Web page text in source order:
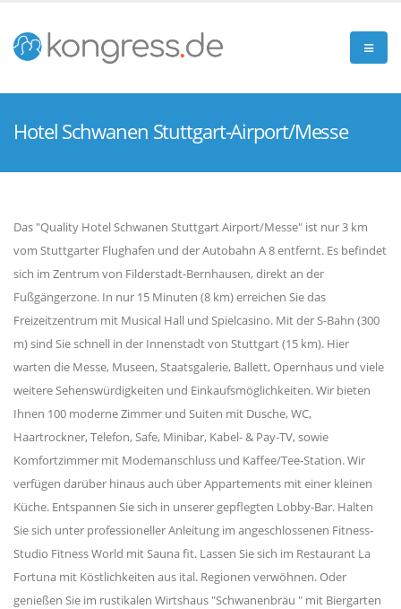
Hotel Schwanen Stuttgart-Airport/Messe
Das "Quality Hotel Schwanen Stuttgart Airport/Messe" ist nur 3 km
vom Stuttgarter Flughafen und der Autobahn A 8 entfernt. Es befindet
sich im Zentrum von Filderstadt-Bernhausen, direkt an der
Fußgängerzone. In nur 15 Minuten (8 km) erreichen Sie das
Freizeitzentrum mit Musical Hall und Spielcasino. Mit der S-Bahn (300
m) sind Sie schnell in der Innenstadt von Stuttgart (15 km). Hier
warten die Messe, Museen, Staatsgalerie, Ballett, Opernhaus und viele
weitere Sehenswürdigkeiten und Einkaufsmöglichkeiten. Wir bieten
Ihnen 100 moderne Zimmer und Suiten mit Dusche, WC,
Haartrockner, Telefon, Safe, Minibar, Kabel- & Pay-TV, sowie
Komfortzimmer mit Modemanschluss und Kaffee/Tee-Station. Wir
verfügen darüber hinaus auch über Appartements mit einer kleinen
Küche. Entspannen Sie sich in unserer gepflegten Lobby-Bar. Halten
Sie sich unter professioneller Anleitung im angeschlossenen Fitness-
Studio Fitness World mit Sauna fit. Lassen Sie sich im Restaurant La
Fortuna mit Köstlichkeiten aus ital. Regionen verwöhnen. Oder
genießen Sie im rustikalen Wirtshaus "Schwanenbräu " mit Biergarten